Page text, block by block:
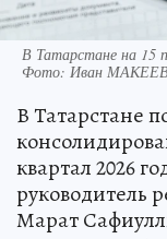
В Татарстане на 15
Фото: Иван
В Татарстане
квартал 2026
руководитель
Марат